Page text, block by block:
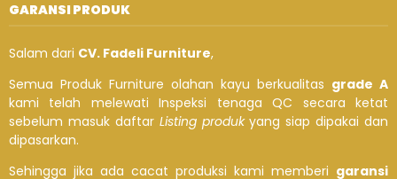
GARANSI PRODUK
Salam dari CV. Fadeli Furniture,
Semua Produk Furniture olahan kayu berkualitas grade A
kami telah melewati Inspeksi tenaga QC secara ketat
sebelum masuk daftar Listing produkyang siap dipakai dan
dipasarkan.
Sehingga jika ada cacat produksi kami memberi garansi